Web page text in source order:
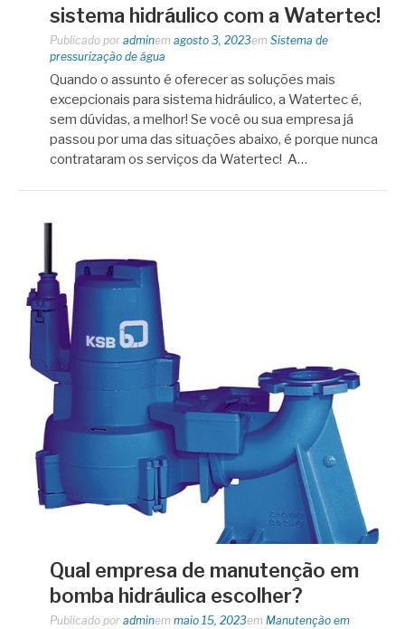
sistema hidráulico com a Watertec!
Publicado por adminem agosto 3, 2023em Sistema de
pressurização de água
Quando o assunto é oferecer as soluções mais
excepcionais para sistema hidráulico, a Watertec é,
sem dúvidas, a melhor! Se você ou sua empresa já
passou por uma das situações abaixo, é porque nunca
contrataram os serviços da Watertec! A…
Qual empresa de manutenção em
bomba hidráulica escolher?
Publicado por adminem maio 15, 2023em Manutenção em